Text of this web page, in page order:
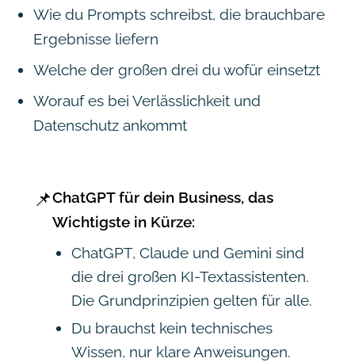
Wie du Prompts schreibst, die brauchbare
Ergebnisse liefern
Welche der großen drei du wofür einsetzt
Worauf es bei Verlässlichkeit und
Datenschutz ankommt
📌ChatGPT für dein Business, das
Wichtigste in Kürze:
ChatGPT, Claude und Gemini sind
die drei großen KI-Textassistenten.
Die Grundprinzipien gelten für alle.
Du brauchst kein technisches
Wissen, nur klare Anweisungen.